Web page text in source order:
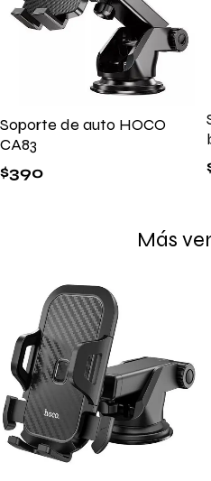
Soporte de auto HOCO
CA83
$390
Más